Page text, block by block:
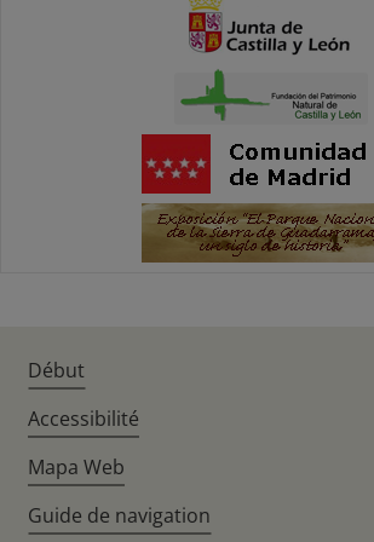
Début
Accessibilité
Mapa Web
Guide de navigation